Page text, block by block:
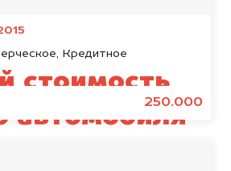
Кредитное
250.000
стоимость
автомобиля